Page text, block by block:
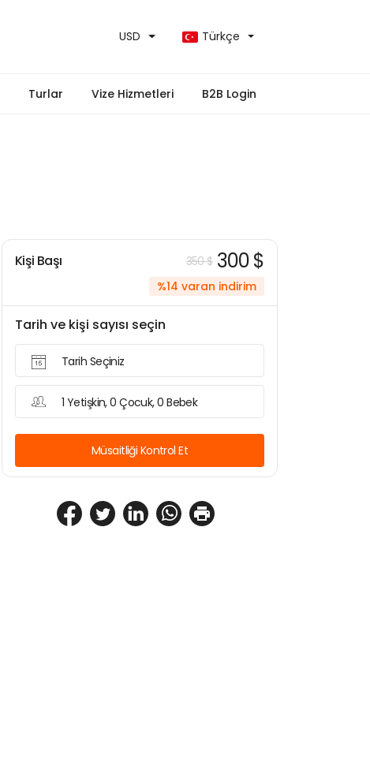
USD Türkçe
Turlar Vize Hizmetleri B2B Login
Kişi Başı 350 $ 300 $
%14 varan indirim
Tarih ve kişi sayısı seçin
Tarih Seçiniz
1 Yetişkin, 0 Çocuk, 0 Bebek
Müsaitliği Kontrol Et